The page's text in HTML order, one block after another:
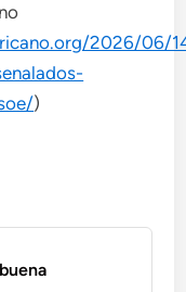
2026/06/
)